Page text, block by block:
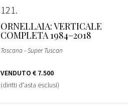
121
ORNELLAIA: VERTICALE
COMPLETA 1984–2018
Toscana - Super Tuscan
VENDUTO € 7.500
(diritti d'asta esclusi)